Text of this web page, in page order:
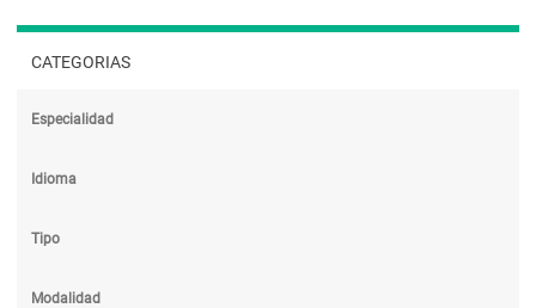
CATEGORIAS
Especialidad
Idioma
Tipo
Modalidad